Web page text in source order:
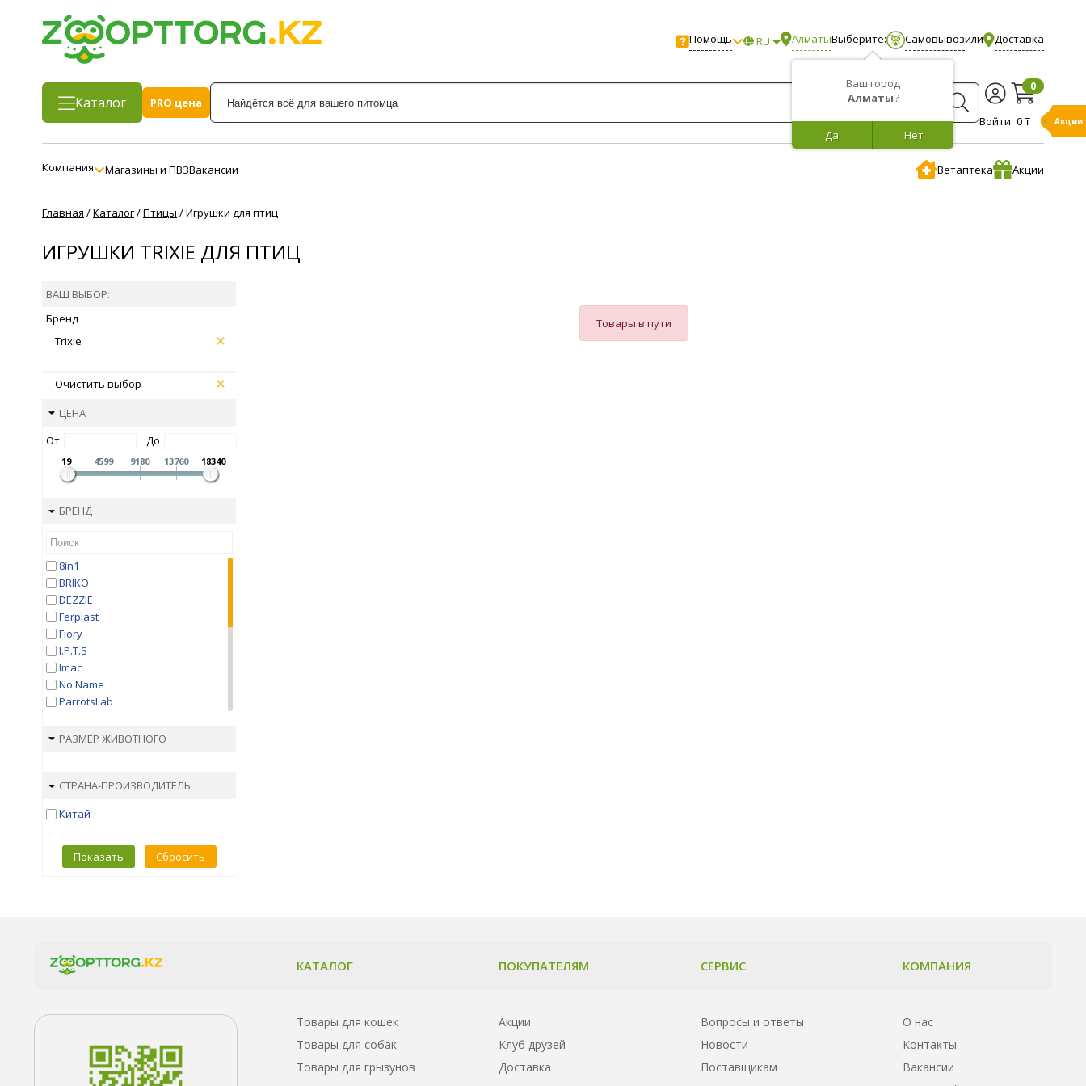
Помощь RU Алматы
Ваш город
Алматы?
Нет
Да
Выберите: Самовывозили Доставка
Каталог
PRO цена
Войти
0
0 ₸
Компания Магазины и ПВЗВакансии Ветаптека Акции
Главная /Каталог/Птицы /Игрушки для птиц
ИГРУШКИ TRIXIE ДЛЯ ПТИЦ
ВАШ ВЫБОР:
Бренд
Trixie
Очистить выбор
ЦЕНА
От
До
19 4599 9180 13760 18340
БРЕНД
8in1
BRIKO
DEZZIE
Ferplast
Fiory
I.P.T.S
Imac
No Name
ParrotsLab
Triol
Ziver
Дарэленд
Россия
Северный олень
РАЗМЕР ЖИВОТНОГО
СТРАНА-ПРОИЗВОДИТЕЛЬ
Китай
Показать Сбросить
Товары в пути
КАТАЛОГ
Товары для кошек
Товары для собак
Товары для грызунов
ПОКУПАТЕЛЯМ
Акции
Клуб друзей
Доставка
СЕРВИС
Вопросы и ответы
Новости
Поставщикам
КОМПАНИЯ
О нас
Контакты
Вакансии
Акции